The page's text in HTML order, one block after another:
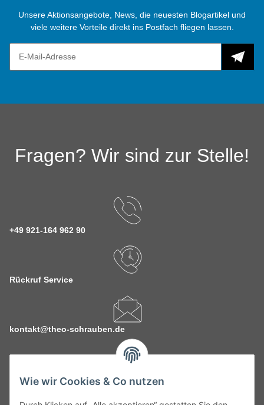
Wie wir Cookies & Co nutzen
Unsere Aktionsangebote, News, die neuesten Blogartikel und
viele weitere Vorteile direkt ins Postfach fliegen lassen.
Fragen? Wir sind zur Stelle!
+49 921-164 962 90
Rückruf Service
kontakt@theo-schrauben.de